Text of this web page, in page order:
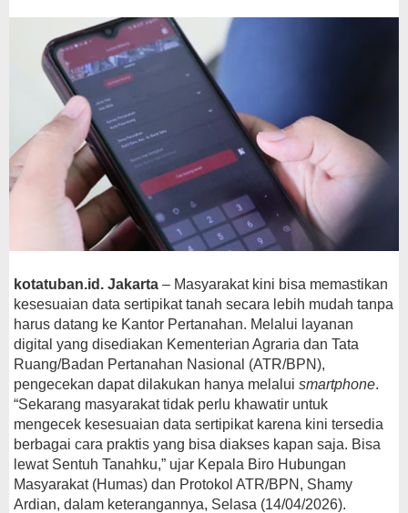
kotatuban.id. Jakarta – Masyarakat kini bisa memastikan
kesesuaian data sertipikat tanah secara lebih mudah tanpa
harus datang ke Kantor Pertanahan. Melalui layanan
digital yang disediakan Kementerian Agraria dan Tata
Ruang/Badan Pertanahan Nasional (ATR/BPN),
pengecekan dapat dilakukan hanya melalui smartphone.
“Sekarang masyarakat tidak perlu khawatir untuk
mengecek kesesuaian data sertipikat karena kini tersedia
berbagai cara praktis yang bisa diakses kapan saja. Bisa
lewat Sentuh Tanahku,” ujar Kepala Biro Hubungan
Masyarakat (Humas) dan Protokol ATR/BPN, Shamy
Ardian, dalam keterangannya, Selasa (14/04/2026).